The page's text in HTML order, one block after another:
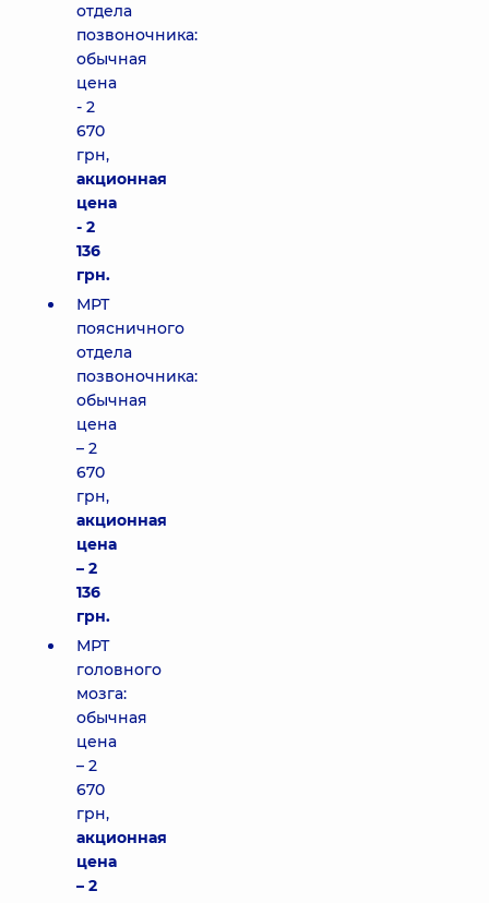
отдела
позвоночника:
обычная
цена
- 2
670
грн,
акционная
цена
- 2
136
грн.
МРТ
поясничного
отдела
позвоночника:
обычная
цена
– 2
670
грн,
акционная
цена
– 2
136
грн.
МРТ
головного
мозга:
обычная
цена
– 2
670
грн,
акционная
цена
– 2